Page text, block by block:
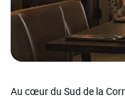
Au cœur du Sud de la